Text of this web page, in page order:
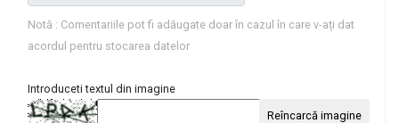
Notă : Comentariile pot fi adăugate doar în cazul în care v-ați dat
acordul pentru stocarea datelor
Introduceti textul din imagine
Reîncarcă imagine